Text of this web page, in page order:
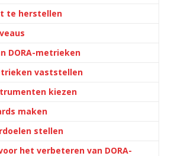
te herstellen
DORA-metrieken
vaststellen
kiezen
maken
stellen
het verbeteren van DORA-